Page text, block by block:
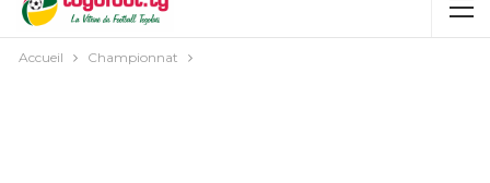
Accueil Championnat